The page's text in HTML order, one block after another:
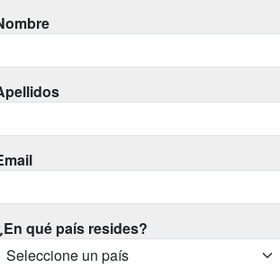
qué país resides?